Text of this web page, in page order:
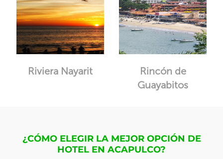
Riviera Nayarit
Rincón de
Guayabitos
¿CÓMO ELEGIR LA MEJOR OPCIÓN DE
HOTEL EN ACAPULCO?